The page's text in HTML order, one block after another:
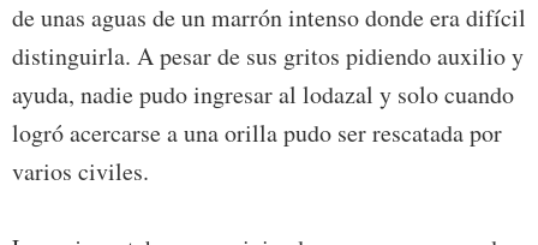
de unas aguas de un marrón intenso donde era difícil
distinguirla. A pesar de sus gritos pidiendo auxilio y
ayuda, nadie pudo ingresar al lodazal y solo cuando
logró acercarse a una orilla pudo ser rescatada por
varios civiles.